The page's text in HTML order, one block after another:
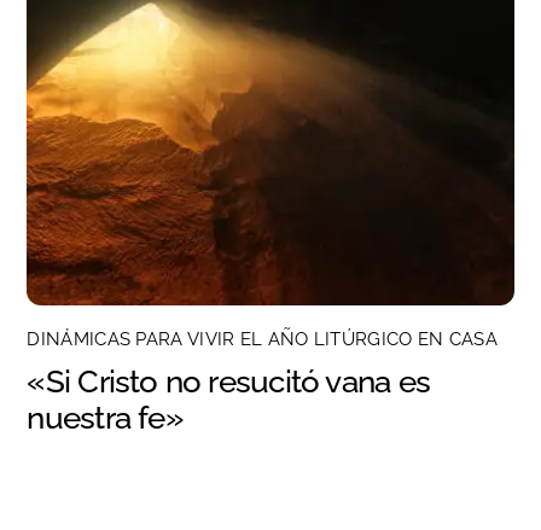
DINÁMICAS PARA VIVIR EL AÑO LITÚRGICO EN CASA
«Si Cristo no resucitó vana es
nuestra fe»